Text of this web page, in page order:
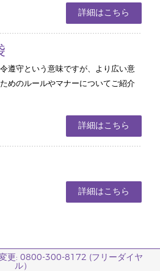
詳細はこちら
遵守という意味ですが、より広い意
めのルールやマナーについてご紹介
詳細はこちら
詳細はこちら
更: 0800-300-8172 (フリーダイヤ
ル）